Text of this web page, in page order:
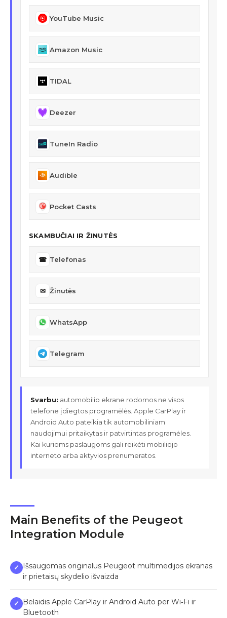
YouTube Music
Amazon Music
TIDAL
Deezer
TuneIn Radio
Audible
Pocket Casts
SKAMBUČIAI IR ŽINUTĖS
☎ Telefonas
✉ Žinutės
WhatsApp
Telegram
Svarbu: automobilio ekrane rodomos ne visos
telefone įdiegtos programėlės. Apple CarPlay ir
Android Auto pateikia tik automobiliniam
naudojimui pritaikytas ir patvirtintas programėles.
Kai kurioms paslaugoms gali reikėti mobiliojo
interneto arba aktyvios prenumeratos.
Main Benefits of the Peugeot
Integration Module
✓
Išsaugomas originalus Peugeot multimedijos ekranas
ir prietaisų skydelio išvaizda
✓
Belaidis Apple CarPlay ir Android Auto per Wi‑Fi ir
Bluetooth